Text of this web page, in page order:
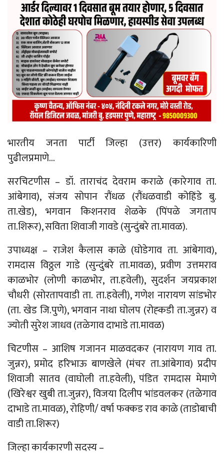
भारतीय जनता पार्टी जिल्हा (उत्तर) कार्यकारिणी
पुढीलप्रमाणे…
सरचिटणीस – डॉ. ताराचंद देवराम कराळे (कारेगाव ता.
आंबेगाव), संजय सोपान रौंधळ (रौंधळवाडी कोहिंडे बु.
ता.खेड), भगवान किशनराव शेळके (पिंपळे जगताप
ता.शिरूर), सविता शिवाजी गावडे (सुन्दुंबरे ता.मावळ).
उपाध्यक्ष – राजेश कैलास काळे (घोडेगाव ता. आंबेगाव),
रामदास विठ्ठल गाडे (सुन्दुंबरे ता.मावळ), प्रवीण उत्तमराव
काळभोर (लोणी काळभोर, ता.हवेली), सुदर्शन जयप्रकाश
चौधरी (सोरतापवाडी ता. ता.हवेली), गणेश नारायण सांडभोर
(ता. खेड जि.पुणे), भगवान नाथा घोलप (रोह्कडी ता.जुन्नर) व
ज्योती सुरेश जाधव (तळेगाव दाभाडे ता.मावळ)
चिटणीस – आशिष गजानन माळवदकर (नारायण गाव ता.
जुन्नर), प्रमोद हरिभाऊ बाणखेले (मंचर ता.आंबेगाव) प्रदीप
शिवाजी सातव (वाघोली ता.हवेली), पंडित रामदास मेमाणे
(खिरेश्वर खुबी ता.जुन्नर), विजया दिलीप भांडवलकर (तळेगाव
दाभाडे ता.मावळ), रोहिणी/ वर्षा फक्कड राव काळे (ताडोबाची
वाडी ता.शिरूर)
जिल्हा कार्यकारणी सदस्य –